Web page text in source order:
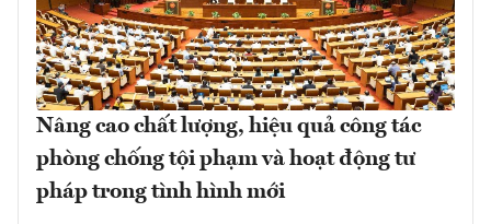
Nâng cao chất lượng, hiệu quả công tác
phòng chống tội phạm và hoạt động tư
pháp trong tình hình mới